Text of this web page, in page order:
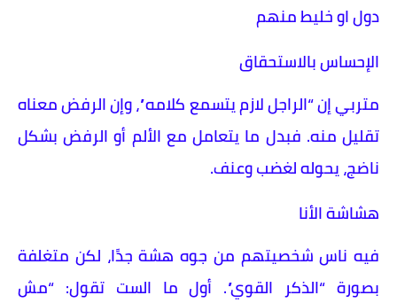
دول او خليط منهم
الإحساس بالاستحقاق
متربي إن “الراجل لازم يتسمع كلامه”، وإن الرفض معناه
تقليل منه. فبدل ما يتعامل مع الألم أو الرفض بشكل
ناضج، يحوله لغضب وعنف.
هشاشة الأنا
فيه ناس شخصيتهم من جوه هشة جدًا، لكن متغلفة
بصورة “الذكر القوي”. أول ما الست تقول: “مش